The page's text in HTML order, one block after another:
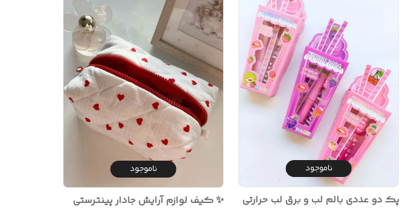
ناموجود
پک دو عددی بالم لب و برق لب حرارتی
ناموجود
✨ کیف لوازم آرایش جادار پینترستی